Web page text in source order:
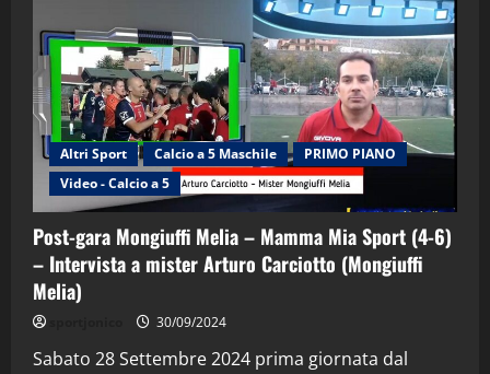
Altri Sport Calcio a 5 Maschile
PRIMO PIANO
Video - Calcio a 5
Post-gara Mongiuffi Melia – Mamma Mia Sport (4-6)
– Intervista a mister Arturo Carciotto (Mongiuffi
Melia)
30/09/2024
Sabato 28 Settembre 2024 prima giornata dal
“SportEmpire” in Podcast: 29^ Puntata
(Martedi 28 Aprile 2026)